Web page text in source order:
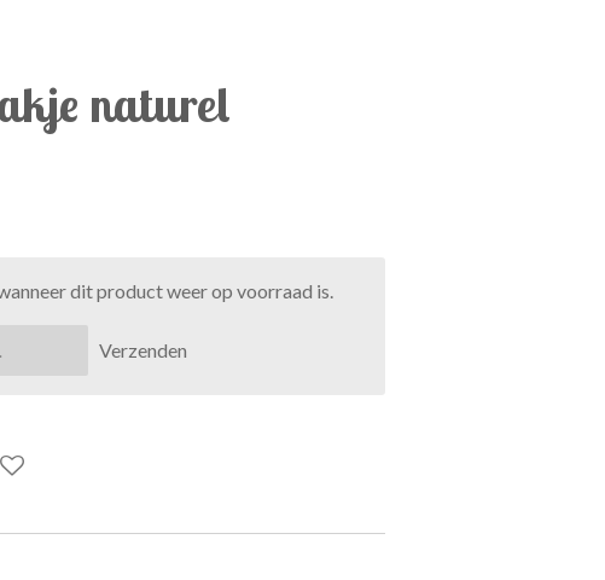
naturel
dit product weer op voorraad is.
Verzenden